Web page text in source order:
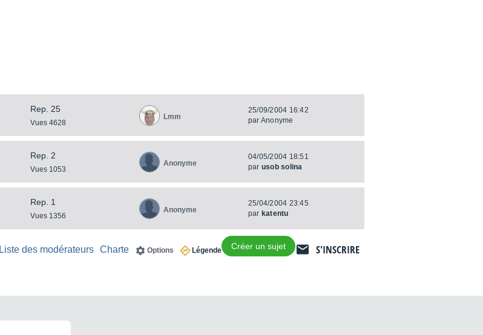
Rep. 25
Vues 4628
Lmm
25/09/2004 16:42
par Anonyme
Rep. 2
Vues 1053
Anonyme
04/05/2004 18:51
par usob solina
Rep. 1
Vues 1356
Anonyme
25/04/2004 23:45
par katentu
S'INSCRIRE
Créer un sujet
Légende
Options
Charte
Liste des modérateurs